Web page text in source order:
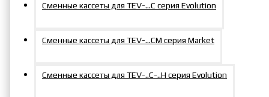
Сменные кассеты для TEV-...C серия Evolution
Сменные кассеты для TEV-...СM серия Market
Сменные кассеты для TEV-..C-..H серия Evolution